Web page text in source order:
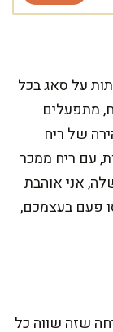
על סאג בכל
מתפעלים
של ריח
עם ריח ממכר
אני אוהבת
פעם בעצמכם,
שזה שווה כל